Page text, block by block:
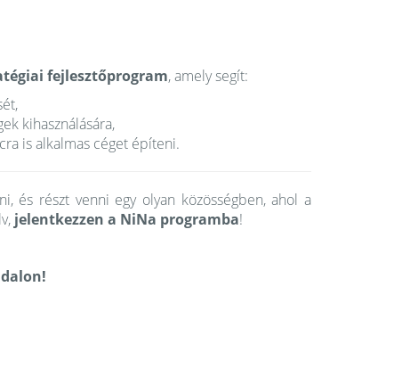
fejlesztőprogram, amely segít:
kihasználására,
is alkalmas céget építeni.
és részt venni egy olyan közösségben, ahol a
jelentkezzen a NiNa programba!